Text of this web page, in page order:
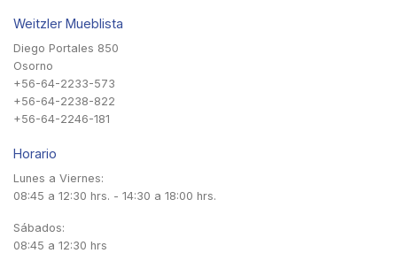
Weitzler Mueblista
Diego Portales 850
Osorno
+56-64-2233-573
+56-64-2238-822
+56-64-2246-181
Horario
Lunes a Viernes:
08:45 a 12:30 hrs. - 14:30 a 18:00 hrs.
Sábados:
08:45 a 12:30 hrs